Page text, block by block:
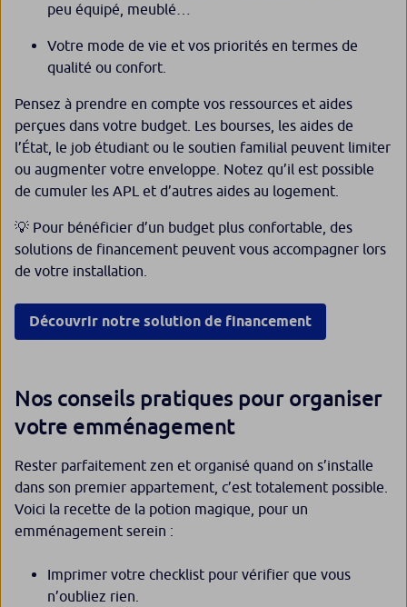
peu équipé, meublé…
Votre mode de vie et vos priorités en termes de
qualité ou confort.
Pensez à prendre en compte vos ressources et aides
perçues dans votre budget. Les bourses, les aides de
l’État, le job étudiant ou le soutien familial peuvent limiter
ou augmenter votre enveloppe. Notez qu’il est possible
de cumuler les APL et d’autres aides au logement.
💡 Pour bénéficier d’un budget plus confortable, des
solutions de financement peuvent vous accompagner lors
de votre installation.
Découvrir notre solution de financement
Nos conseils pratiques pour organiser
votre emménagement
Rester parfaitement zen et organisé quand on s’installe
dans son premier appartement, c’est totalement possible.
Voici la recette de la potion magique, pour un
emménagement serein :
Imprimer votre checklist pour vérifier que vous
n’oubliez rien.